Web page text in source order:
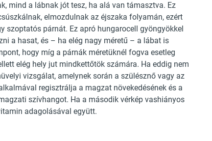
mind a lábnak jót tesz, ha alá van támasztva. Ez
elmozdulnak az éjszaka folyamán, ezért
szoptatós párnát. Ez apró hungarocell gyöngyökkel
a hasat, és – ha elég nagy méretű – a lábat is
hogy míg a párnák méretüknél fogva esetleg
elég hely jut mindkettőtök számára. Ha eddig nem
vizsgálat, amelynek során a szülésznő vagy az
regisztrálja a magzat növekedésének és a
szívhangot. Ha a második vérkép vashiányos
adagolásával együtt.